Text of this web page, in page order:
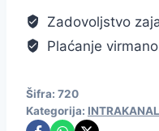
Zadovoljstvo
Plaćanje
Šifra: 720
Kategorija: